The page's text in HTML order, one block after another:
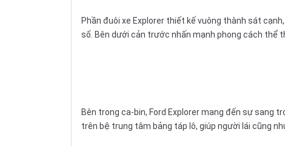
Phần đuôi xe Explorer thiết kế vuông thành sát
số. Bên dưới cản trước nhấn mạnh phong cách thể
Bên trong ca-bin, Ford Explorer mang đến sự sang
trên bệ trung tâm bảng táp lô, giúp người lái cũng